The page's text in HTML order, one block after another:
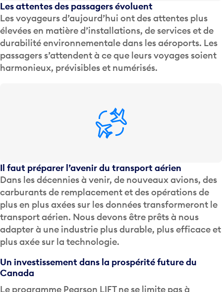
Les attentes des passagers évoluent
Les voyageurs d’aujourd’hui ont des attentes plus
élevées en matière d’installations, de services et de
durabilité environnementale dans les aéroports. Les
passagers s’attendent à ce que leurs voyages soient
harmonieux, prévisibles et numérisés.
Il faut préparer l’avenir du transport aérien
Dans les décennies à venir, de nouveaux avions, des
carburants de remplacement et des opérations de
plus en plus axées sur les données transformeront le
transport aérien. Nous devons être prêts à nous
adapter à une industrie plus durable, plus efficace et
plus axée sur la technologie.
Un investissement dans la prospérité future du
Canada
Le programme Pearson LIFT ne se limite pas à